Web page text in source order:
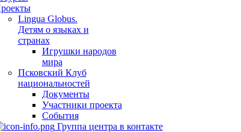
Lingua Globus.
Детям о языках и
странах
Игрушки народов
мира
Псковский Клуб
национальностей
Документы
Участники проекта
События
Группа центра в контакте